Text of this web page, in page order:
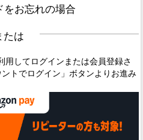
をお忘れの場合
たは
してログインまたは会員登録さ
トでログイン」ボタンよりお進み